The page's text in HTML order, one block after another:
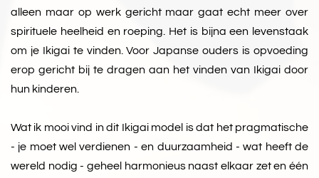
alleen maar op werk gericht maar gaat echt meer over
spirituele heelheid en roeping. Het is bijna een levenstaak
om je Ikigai te vinden. Voor Japanse ouders is opvoeding
erop gericht bij te dragen aan het vinden van Ikigai door
hun kinderen.
Wat ik mooi vind in dit Ikigai model is dat het pragmatische
- je moet wel verdienen - en duurzaamheid - wat heeft de
wereld nodig - geheel harmonieus naast elkaar zet en één